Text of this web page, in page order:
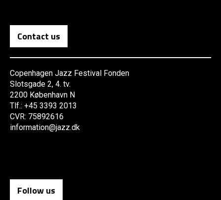
Contact us
Copenhagen Jazz Festival Fonden
Slotsgade 2, 4. tv.
2200 København N
Tlf.: +45 3393 2013
CVR: 75892616
information@jazz.dk
Follow us